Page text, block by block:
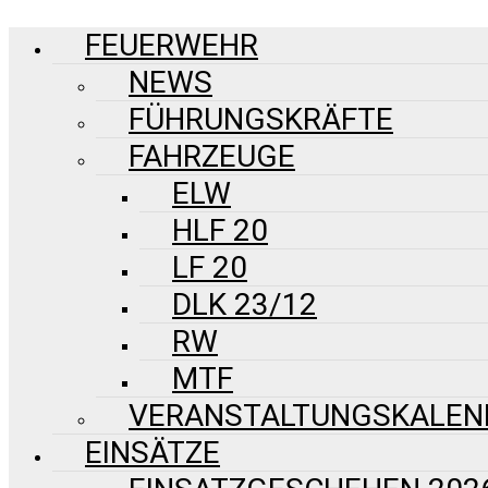
FEUERWEHR
NEWS
FÜHRUNGSKRÄFTE
FAHRZEUGE
ELW
HLF 20
LF 20
DLK 23/12
RW
MTF
EINSÄTZE